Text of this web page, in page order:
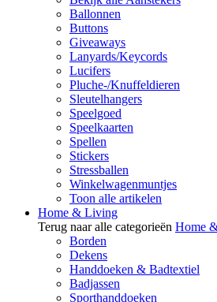
Ballonnen
Buttons
Giveaways
Lanyards/Keycords
Lucifers
Pluche-/Knuffeldieren
Sleutelhangers
Speelgoed
Speelkaarten
Spellen
Stickers
Stressballen
Winkelwagenmuntjes
Toon alle artikelen
Home & Living
Terug naar alle categorieën Home
Borden
Dekens
Handdoeken & Badtextiel
Badjassen
Sporthanddoeken